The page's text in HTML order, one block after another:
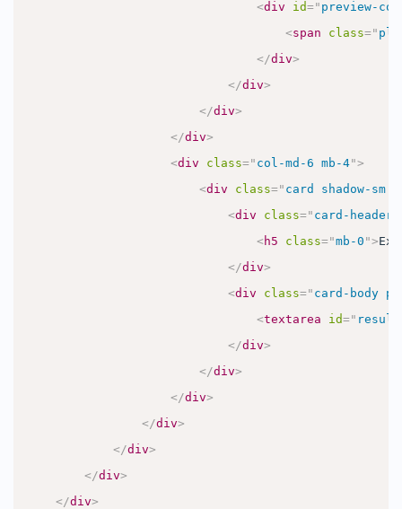
<div id=" preview-
<span class="
</div>
</div>
</div>
</div>
<div class=" col-md-6 mb-4">
<div class=" card shadow-sm
<div class=" card-header
<h5 class="mb-0 ">
</div>
<div class=" card-body p-
<textarea id=" result
</div>
</div>
</div>
</div>
</div>
</div>
</div>